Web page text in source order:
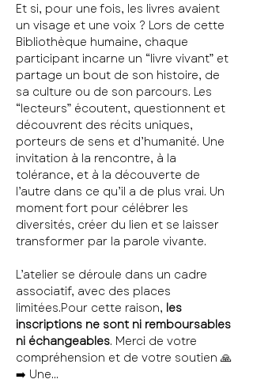
Et si, pour une fois, les livres avaient
un visage et une voix ? Lors de cette
Bibliothèque humaine, chaque
participant incarne un “livre vivant” et
partage un bout de son histoire, de
sa culture ou de son parcours. Les
“lecteurs” écoutent, questionnent et
découvrent des récits uniques,
porteurs de sens et d’humanité. Une
invitation à la rencontre, à la
tolérance, et à la découverte de
l’autre dans ce qu’il a de plus vrai. Un
moment fort pour célébrer les
diversités, créer du lien et se laisser
transformer par la parole vivante.
L’atelier se déroule dans un cadre
associatif, avec des places
limitées.Pour cette raison, les
inscriptions ne sont ni remboursables
ni échangeables. Merci de votre
compréhension et de votre soutien 🙏
➡️ Une…